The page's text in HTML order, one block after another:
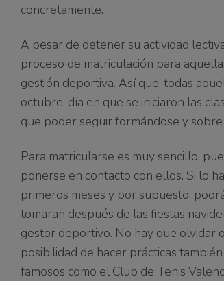
concretamente.
A pesar de detener su actividad
proceso de matriculación para
gestión deportiva. Así que, todas
octubre, día en que se iniciaron las
que poder seguir formándose y
Para matricularse es muy sencillo,
ponerse en contacto con ellos. Si lo
primeros meses y por supuesto,
tomaran después de las fiestas
gestor deportivo. No hay que olvidar
posibilidad de hacer prácticas
famosos como el Club de Tenis